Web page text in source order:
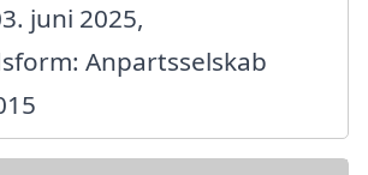
juni 2025,
Anpartsselskab